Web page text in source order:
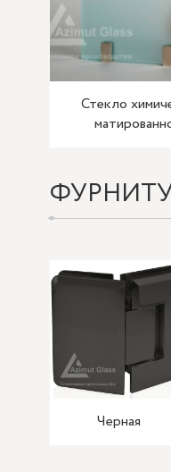
Стекло
Черная